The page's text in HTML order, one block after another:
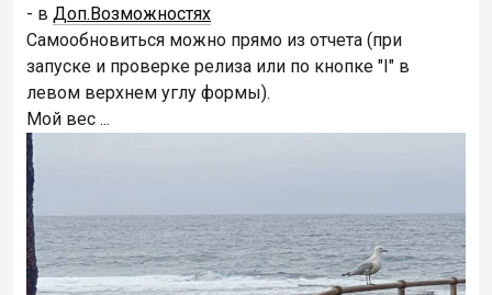
- в Доп.Возможностях
Самообновиться можно прямо из отчета (при
запуске и проверке релиза или по кнопке "I" в
левом верхнем углу формы).
Мой вес ...